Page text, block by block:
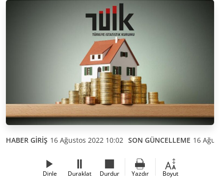
HABER GİRİŞ 16 Ağustos 2022 10:02 SON GÜNCELLEME 16
Dinle Duraklat Durdur Yazdır Boyut